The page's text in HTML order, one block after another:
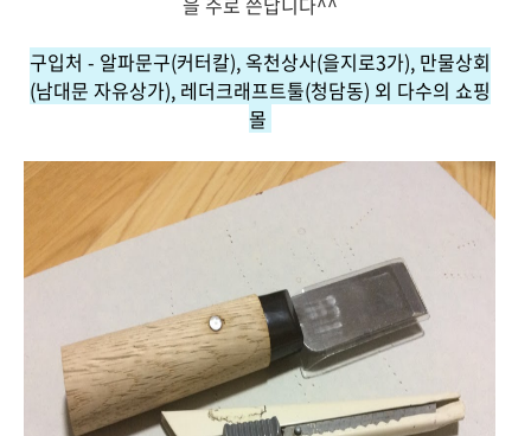
구입처 - 알파문구(커터칼), 옥천상사(을지로3가), 만물상회
(남대문 자유상가), 레더크래프트툴(청담동) 외 다수의 쇼핑
몰